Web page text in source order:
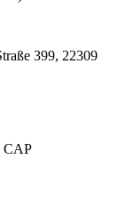
399, 22309
CAP